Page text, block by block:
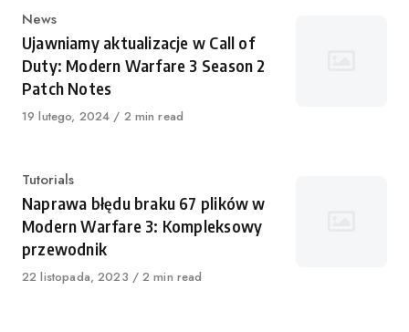
Kategoria
News
Ujawniamy aktualizacje w Call of
Duty: Modern Warfare 3 Season 2
Patch Notes
Opublikowano
19 lutego, 2024 2 min read
Kategoria
Tutorials
Naprawa błędu braku 67 plików w
Modern Warfare 3: Kompleksowy
przewodnik
Opublikowano
22 listopada, 2023 2 min read